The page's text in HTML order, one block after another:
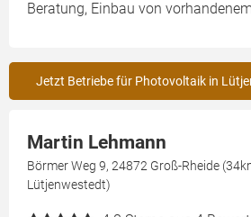
Beratung, Einbau von
Jetzt Betriebe für Photovoltaik in
Martin Lehmann
Börmer Weg 9, 24872 Groß-Rheide
Lütjenwestedt)